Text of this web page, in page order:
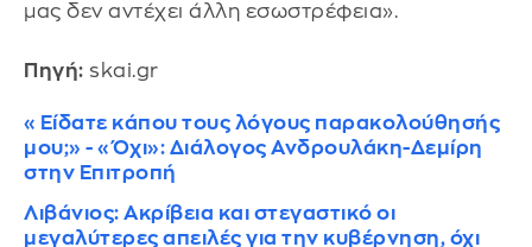
μας δεν αντέχει άλλη εσωστρέφεια».
Πηγή: skai.gr
«Είδατε κάπου τους λόγους παρακολούθησής
μου;» - «Όχι»: Διάλογος Ανδρουλάκη-Δεμίρη
στην Επιτροπή
Λιβάνιος: Ακρίβεια και στεγαστικό οι
μεγαλύτερες απειλές για την κυβέρνηση, όχι